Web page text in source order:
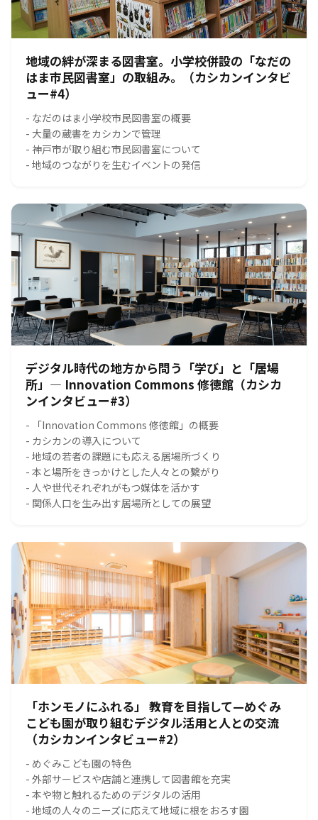
地域の絆が深まる図書室。小学校併設の「なだの
はま市民図書室」の取組み。（カシカンインタビ
ュー#4）
- なだのはま小学校市民図書室の概要
- 大量の蔵書をカシカンで管理
- 神戸市が取り組む市民図書室について
- 地域のつながりを生むイベントの発信
デジタル時代の地方から問う「学び」と「居場
所」― Innovation Commons 修徳館（カシカ
ンインタビュー#3）
- 「Innovation Commons 修徳館」の概要
- カシカンの導入について
- 地域の若者の課題にも応える居場所づくり
- 本と場所をきっかけとした人々との繋がり
- 人や世代それぞれがもつ媒体を活かす
- 関係人口を生み出す居場所としての展望
「ホンモノにふれる」 教育を目指して—めぐみ
こども園が取り組むデジタル活用と人との交流
（カシカンインタビュー#2）
- めぐみこども園の特色
- 外部サービスや店舗と連携して図書館を充実
- 本や物と触れるためのデジタルの活用
- 地域の人々のニーズに応えて地域に根をおろす園